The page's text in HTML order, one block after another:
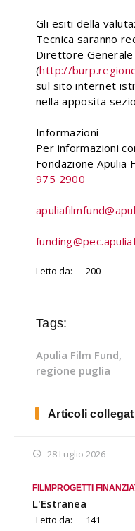
Gli esiti della
Tecnica saranno
Direttore Generale
(http://
sul sito internet
nella apposita
Informazioni
Per informazioni
Fondazione Apulia
975 2900
Letto da: 200
Tags:
Apulia Film Fund,
regione puglia
Articoli
28 Luglio 2026
FILMPROGETTI
L'Estranea
Letto da: 141